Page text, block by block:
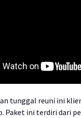
tunggal reuni ini
Paket ini terdiri dari